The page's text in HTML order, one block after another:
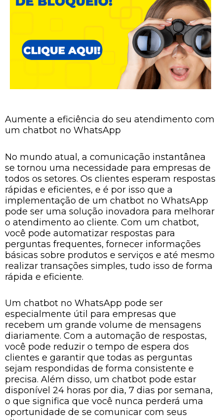
Aumente a eficiência do seu atendimento com
um chatbot no WhatsApp
No mundo atual, a comunicação instantânea
se tornou uma necessidade para empresas de
todos os setores. Os clientes esperam respostas
rápidas e eficientes, e é por isso que a
implementação de um chatbot no WhatsApp
pode ser uma solução inovadora para melhorar
o atendimento ao cliente. Com um chatbot,
você pode automatizar respostas para
perguntas frequentes, fornecer informações
básicas sobre produtos e serviços e até mesmo
realizar transações simples, tudo isso de forma
rápida e eficiente.
Um chatbot no WhatsApp pode ser
especialmente útil para empresas que
recebem um grande volume de mensagens
diariamente. Com a automação de respostas,
você pode reduzir o tempo de espera dos
clientes e garantir que todas as perguntas
sejam respondidas de forma consistente e
precisa. Além disso, um chatbot pode estar
disponível 24 horas por dia, 7 dias por semana,
o que significa que você nunca perderá uma
oportunidade de se comunicar com seus